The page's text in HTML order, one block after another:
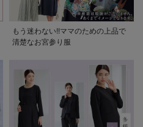
もう迷わない!!ママのための上品で
清楚なお宮参り服